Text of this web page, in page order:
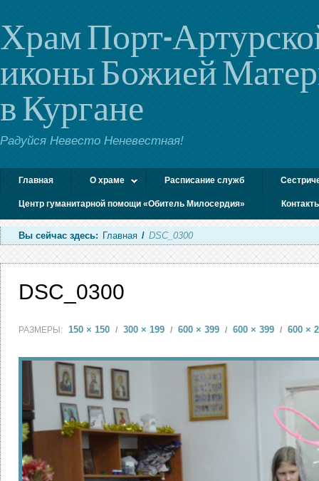
Храм Порт-
иконы Божией
в Кургане
Радуйся Невесто Неневестная!
Главная О храме Расписание служб
Центр гуманитарной помощи «Обитель Милосердия»
Вы сейчас здесь: Главная / DSC_0300
DSC_0300
РАЗМЕРЫ: 150 × 150 / 300 × 199 / 600 × 399 / 600 × 399 / 600 ×